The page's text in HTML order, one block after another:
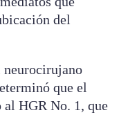
del
neurocirujano
que el
al HGR No. 1, que